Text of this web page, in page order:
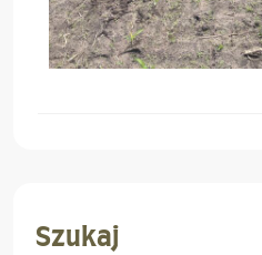
Szukaj